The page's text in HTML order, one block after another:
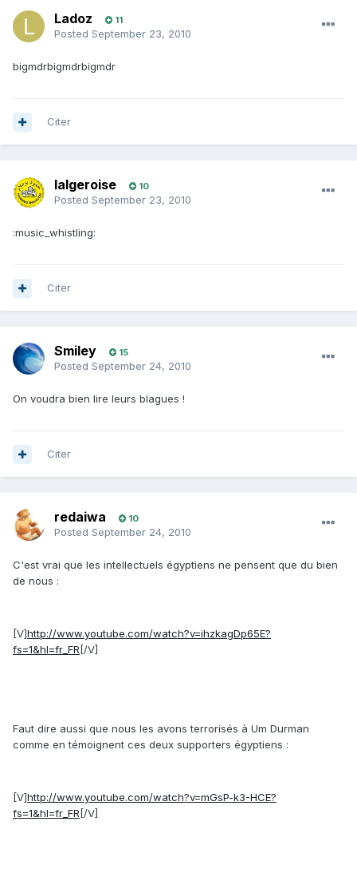
Ladoz 11
Posted September 23, 2010
bigmdrbigmdrbigmdr
Citer
lalgeroise 10
Posted September 23, 2010
:music_whistling:
Citer
Smiley 15
Posted September 24, 2010
On voudra bien lire leurs blagues !
Citer
redaiwa 10
Posted September 24, 2010
C'est vrai que les intellectuels égyptiens ne pensent que du bien
de nous :
[V]http://www.youtube.com/watch?v=ihzkagDp65E?
fs=1&hl=fr_FR[/V]
Faut dire aussi que nous les avons terrorisés à Um Durman
comme en témoignent ces deux supporters égyptiens :
[V]http://www.youtube.com/watch?v=mGsP-k3-HCE?
fs=1&hl=fr_FR[/V]